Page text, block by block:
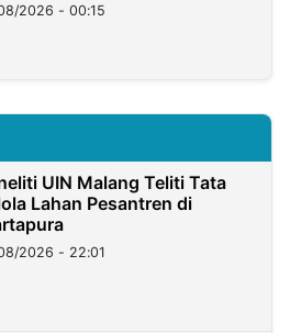
2026 - 00:15
UIN Malang Teliti Tata
Lahan Pesantren di
2026 - 22:01